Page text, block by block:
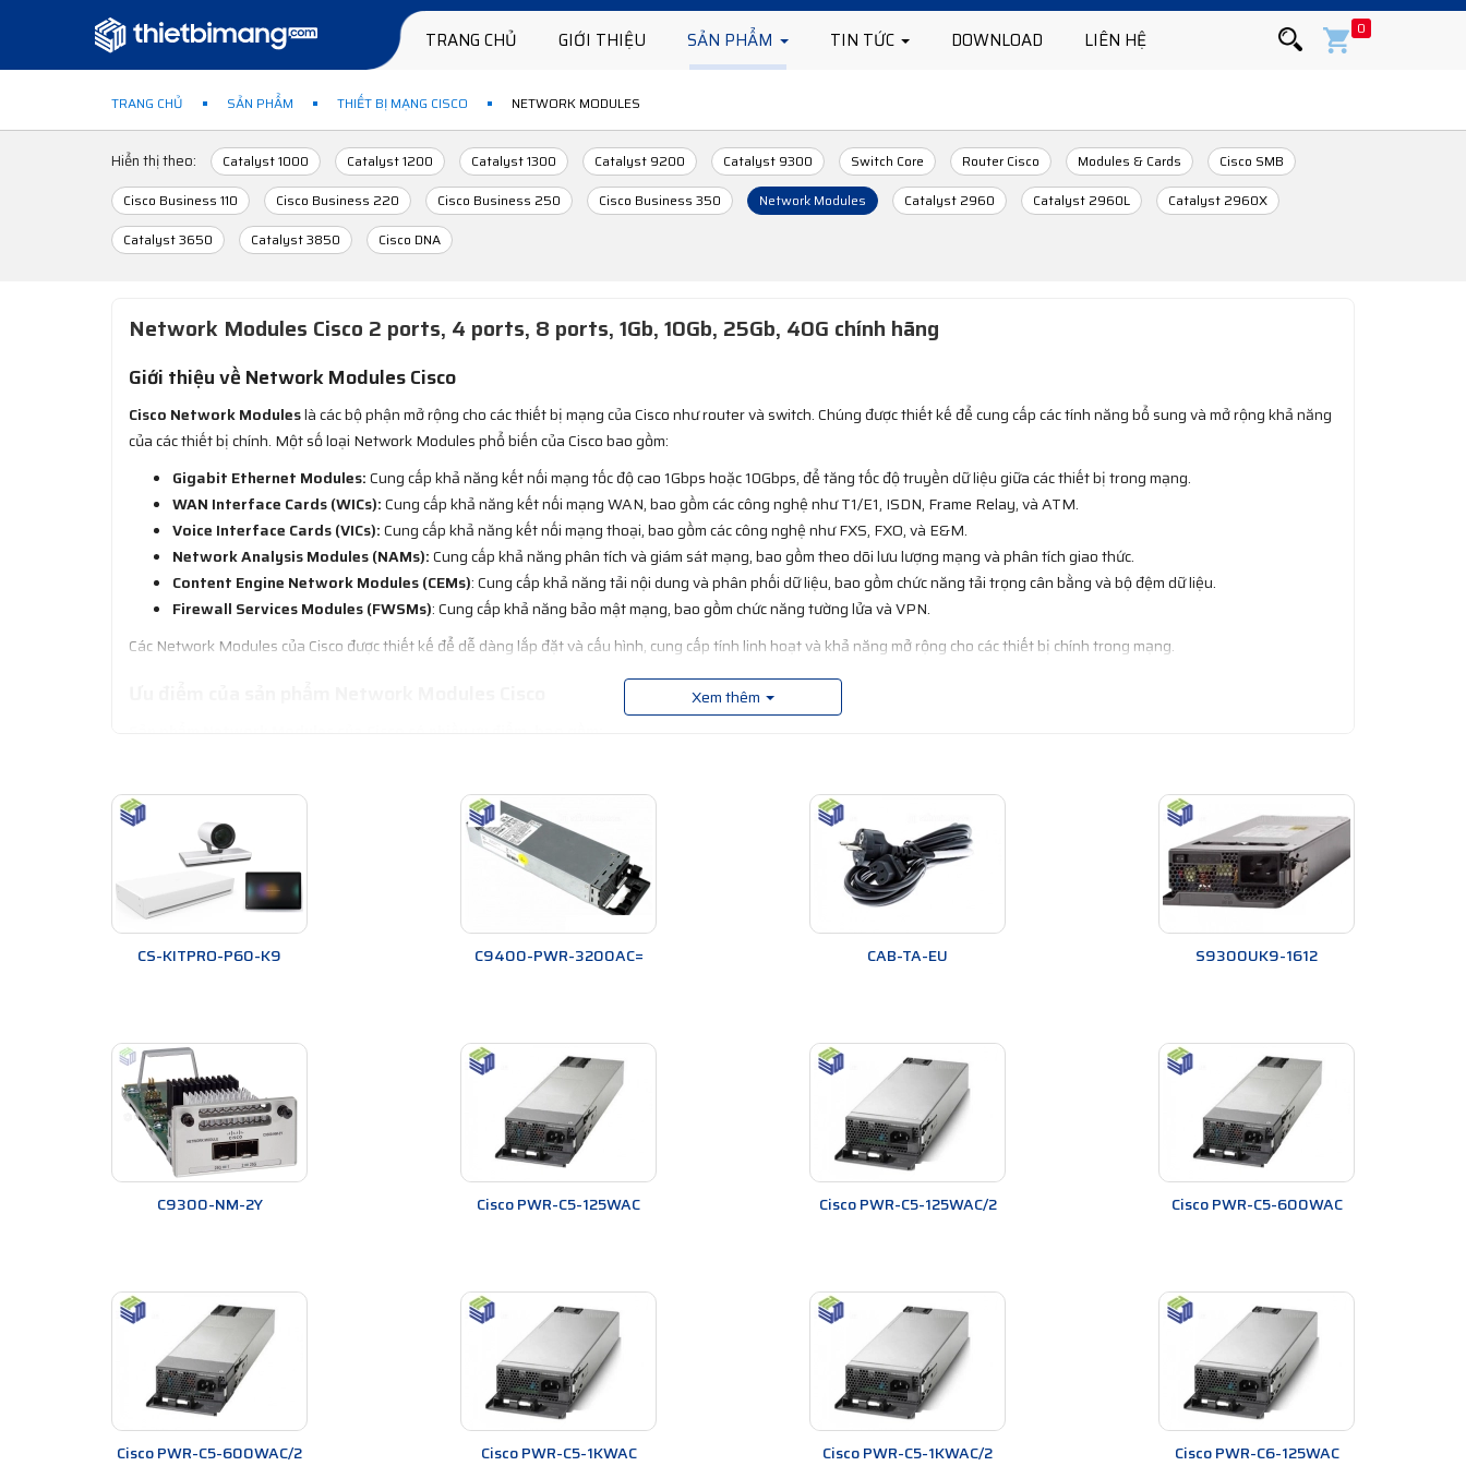
TRANG CHỦ GIỚI THIỆU SẢN PHẨM TIN TỨC DOWNLOAD LIÊN HỆ 0
TRANG CHỦ SẢN PHẨM THIẾT BỊ MẠNG CISCO NETWORK MODULES
Hiển thị theo: Catalyst 1000 Catalyst 1200 Catalyst 1300 Catalyst 9200 Catalyst 9300 Switch Core Router Cisco Modules & Cards
Cisco SMB
Cisco Business 110
Cisco Business 220 Cisco Business 250 Cisco Business 350 Network Modules Catalyst 2960 Catalyst 2960L
Catalyst 2960X
Catalyst 3650
Catalyst 3850 Cisco DNA
Network Modules Cisco 2 ports, 4 ports, 8 ports, 1Gb, 10Gb, 25Gb, 40G chính hãng
Giới thiệu về Network Modules Cisco
Cisco Network Moduleslà các bộ phận mở rộng cho các thiết bị mạng của Cisco như router và switch. Chúng được thiết kế để cung cấp các tính năng bổ sung và mở rộng khả năng
của các thiết bị chính. Một số loại Network Modules phổ biến của Cisco bao gồm:
Gigabit Ethernet Modules:Cung cấp khả năng kết nối mạng tốc độ cao 1Gbps hoặc 10Gbps, để tăng tốc độ truyền dữ liệu giữa các thiết bị trong mạng.
WAN Interface Cards (WICs):Cung cấp khả năng kết nối mạng WAN, bao gồm các công nghệ như T1/E1, ISDN, Frame Relay, và ATM.
Voice Interface Cards (VICs):Cung cấp khả năng kết nối mạng thoại, bao gồm các công nghệ như FXS, FXO, và E&M.
Network Analysis Modules (NAMs):Cung cấp khả năng phân tích và giám sát mạng, bao gồm theo dõi lưu lượng mạng và phân tích giao thức.
Content Engine Network Modules (CEMs): Cung cấp khả năng tải nội dung và phân phối dữ liệu, bao gồm chức năng tải trọng cân bằng và bộ đệm dữ liệu.
Firewall Services Modules (FWSMs): Cung cấp khả năng bảo mật mạng, bao gồm chức năng tường lửa và VPN.
Các Network Modules của Cisco được thiết kế để dễ dàng lắp đặt và cấu hình, cung cấp tính linh hoạt và khả năng mở rộng cho các thiết bị chính trong mạng.
và khả năng của chúng.
Tính linh hoạt:
Network Modules cho phép người dùng mở rộng các tính năng của thiết bị mạng theo nhu cầu của họ, bao gồm tăng tốc độ mạng, kết nối mạng WAN, chức
năng tường lửa, giám sát mạng và phân tích giao thức.
Dễ dàng sử dụng:Network Modules của Cisco được thiết kế để dễ dàng lắp đặt và cấu hình, giúp người dùng tiết kiệm thời gian và công sức khi triển khai các tính năng mới
cho mạng của mình.
Khả năng mở rộng:Các Network Modules của Cisco được thiết kế để có thể mở rộng, cho phép người dùng thêm tính năng hoặc tăng cường tính năng của chúng khi cần thiết.
Độ tin cậy: Sản phẩm Network Modules của Cisco được thiết kế và kiểm tra với tiêu chuẩn cao để đảm bảo độ tin cậy và ổn định trong quá trình hoạt động.
Tóm lại, các Network Modules của Cisco có nhiều ưu điểm, giúp người dùng mở rộng tính năng của thiết bị mạng, tăng tính linh hoạt và khả năng mở rộng, đảm bảo độ tin cậy và
tương thích với các thiết bị khác của Cisco.
Network Modules Cisco có bao nhiêu loại
Cisco cung cấp nhiều loại Network Modules để mở rộng khả năng của các thiết bị mạng của họ. Một số loại phổ biến của Network Modules Cisco bao gồm:
Gigabit Ethernet Modules:
Bao gồm các loại module khác nhau để hỗ trợ các chuẩn Ethernet khác nhau như 10/100/1000BASE-T và 10/100/1000BASE-X, cung cấp khả
năng kết nối mạng tốc độ cao.
Network Analysis Modules (NAMs):
Cung cấp khả năng phân tích và giám sát mạng, bao gồm theo dõi lưu lượng mạng và phân tích giao thức.
Content Engine Network Modules (CEMs): Cung cấp khả năng tải nội dung và phân phối dữ liệu, bao gồm chức năng tải trọng cân bằng và bộ đệm dữ liệu.
Firewall Services Modules (FWSMs)
: Cung cấp khả năng bảo mật mạng, bao gồm chức năng tường lửa và VPN.
Ngoài các loại trên, Cisco còn cung cấp các loại Network Modules khác để đáp ứng nhu cầu mở rộng tính năng và khả năng của các thiết bị mạng của người dùng.
Network Modules Cisco sử dụng ở các hệ thống nào
Xem thêm
CS-KITPRO-P60-K9 C9400-PWR-3200AC= CAB-TA-EU S9300UK9-1612
C9300-NM-2Y Cisco PWR-C5-125WAC Cisco PWR-C5-125WAC/2 Cisco PWR-C5-600WAC
Cisco PWR-C5-600WAC/2 Cisco PWR-C5-1KWAC Cisco PWR-C5-1KWAC/2 Cisco PWR-C6-125WAC